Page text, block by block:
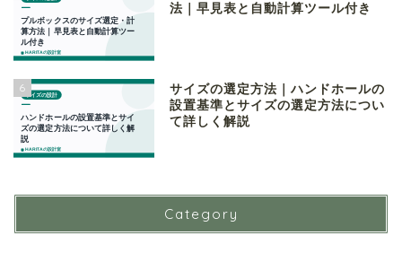
法｜早見表と自動計算ツール付き
6
サイズの選定方法｜ハンドホールの
設置基準とサイズの選定方法につい
て詳しく解説
Category